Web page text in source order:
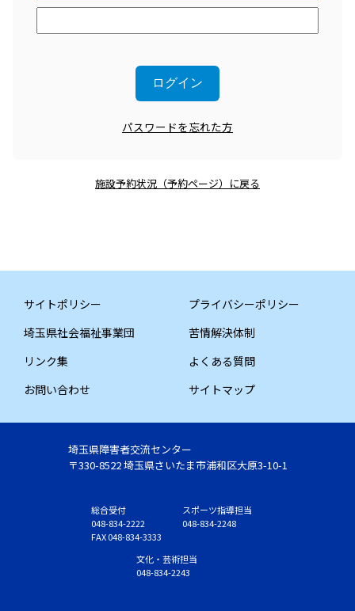
パスワードを忘れた方
施設予約状況（予約ページ）に戻る
サイトポリシー
プライバシーポリシー
埼玉県社会福祉事業団
苦情解決体制
リンク集
よくある質問
お問い合わせ
サイトマップ
埼玉県障害者交流センター
〒330-8522 埼玉県さいたま市浦和区大原3-10-1
総合受付
048-834-2222
FAX 048-834-3333
スポーツ指導担当
048-834-2248
文化・芸術担当
048-834-2243